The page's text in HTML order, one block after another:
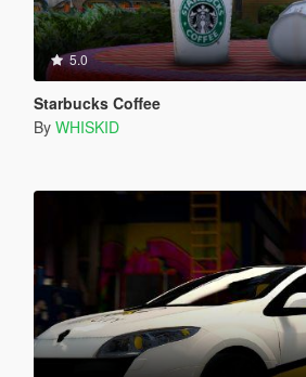
5.0
Starbucks Coffee
By WHISKID